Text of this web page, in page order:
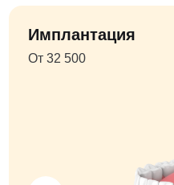
Имплантация
От 32 500